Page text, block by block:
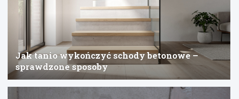
Jak tanio wykończyć schody betonowe –
sprawdzone sposoby